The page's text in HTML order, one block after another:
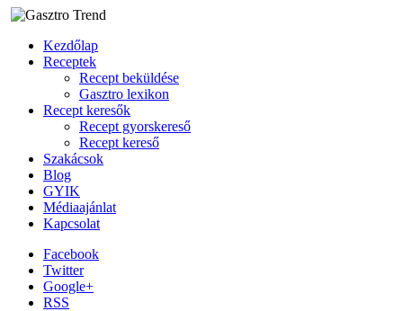
Kezdőlap
Receptek
Recept beküldése
Gasztro lexikon
Recept keresők
Recept gyorskereső
Recept kereső
Szakácsok
Blog
GYIK
Médiaajánlat
Kapcsolat
Facebook
Twitter
Google+
RSS